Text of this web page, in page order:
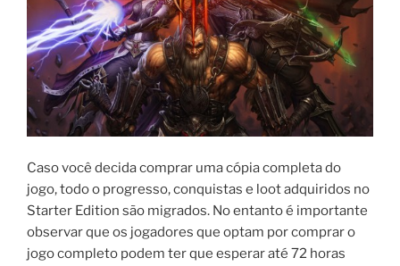
Caso você decida comprar uma cópia completa do
jogo, todo o progresso, conquistas e loot adquiridos no
Starter Edition são migrados. No entanto é importante
observar que os jogadores que optam por comprar o
jogo completo podem ter que esperar até 72 horas